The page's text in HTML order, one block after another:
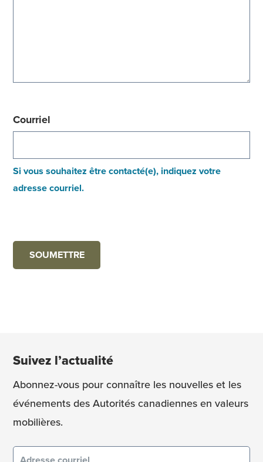
Courriel
Si vous souhaitez être contacté(e), indiquez votre
adresse courriel.
Suivez l’actualité
Abonnez-vous pour connaître les nouvelles et les
événements des Autorités canadiennes en valeurs
mobilières.
Courriel